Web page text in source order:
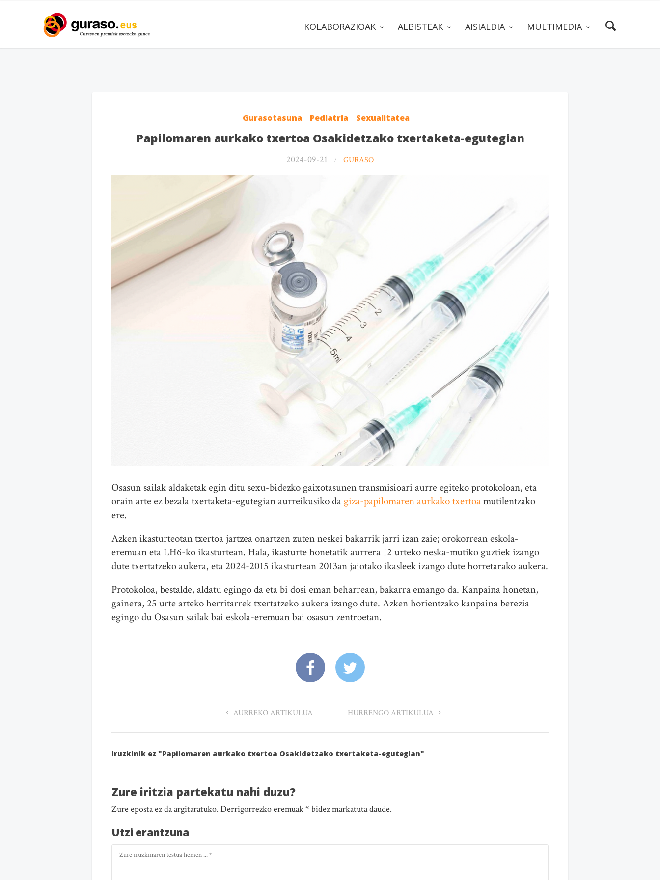
KOLABORAZIOAK ALBISTEAK AISIALDIA MULTIMEDIA
Gurasotasuna Pediatria Sexualitatea
Papilomaren aurkako txertoa Osakidetzako txertaketa-egutegian
2024-09-21 GURASO
Osasun sailak aldaketak egin ditu sexu-bidezko gaixotasunen transmisioari aurre egiteko protokoloan, eta
orain arte ez bezala txertaketa-egutegian aurreikusiko da giza-papilomaren aurkako txertoamutilentzako
ere.
Azken ikasturteotan txertoa jartzea onartzen zuten neskei bakarrik jarri izan zaie; orokorrean eskola-
eremuan eta LH6-ko ikasturtean. Hala, ikasturte honetatik aurrera 12 urteko neska-mutiko guztiek izango
dute txertatzeko aukera, eta 2024-2015 ikasturtean 2013an jaiotako ikasleek izango dute horretarako aukera.
Protokoloa, bestalde, aldatu egingo da eta bi dosi eman beharrean, bakarra emango da. Kanpaina honetan,
gainera, 25 urte arteko herritarrek txertatzeko aukera izango dute. Azken horientzako kanpaina berezia
egingo du Osasun sailak bai eskola-eremuan bai osasun zentroetan.
AURREKO ARTIKULUA HURRENGO ARTIKULUA
Iruzkinik ez "Papilomaren aurkako txertoa Osakidetzako txertaketa-egutegian"
Zure iritzia partekatu nahi duzu?
Zure eposta ez da argitaratuko. Derrigorrezko eremuak * bidez markatuta daude.
Utzi erantzuna